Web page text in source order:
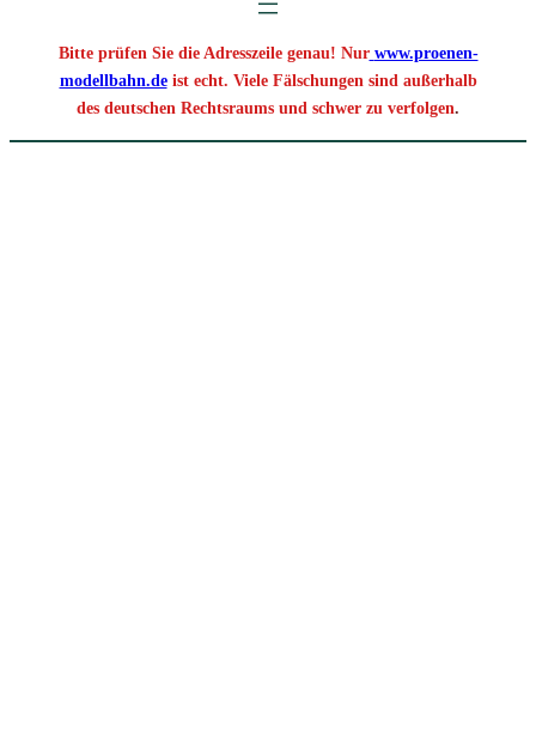
Bitte prüfen Sie die Adresszeile genau! Nur www.proenen-
modellbahn.deist echt. Viele Fälschungen sind außerhalb
des deutschen Rechtsraums und schwer zu verfolgen.